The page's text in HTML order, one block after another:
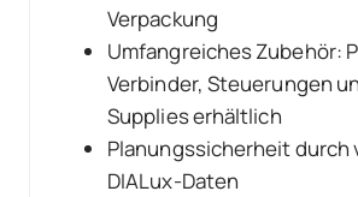
Verpackung
Umfangreiches Zubehör:
Verbinder, Steuerungen
Supplies erhältlich
Planungssicherheit durch
DIALux-Daten